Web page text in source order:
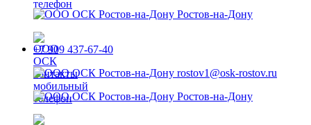
Ростов-на-Дону
+7 909 437-67-40
rostov1@osk-rostov.ru
Ростов-на-Дону